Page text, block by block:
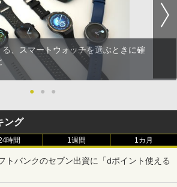
、スマートウォッチを選ぶときに確
● ● ●
ング
時間 1週間 1カ月
トバンクのセブン出資に「dポイント使える